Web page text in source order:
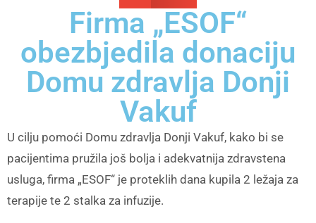
Firma „ESOF“
obezbjedila donaciju
Domu zdravlja Donji
Vakuf
U cilju pomoći Domu zdravlja Donji Vakuf, kako bi se
pacijentima pružila još bolja i adekvatnija zdravstena
usluga, firma „ESOF“ je proteklih dana kupila 2 ležaja za
terapije te 2 stalka za infuzije.